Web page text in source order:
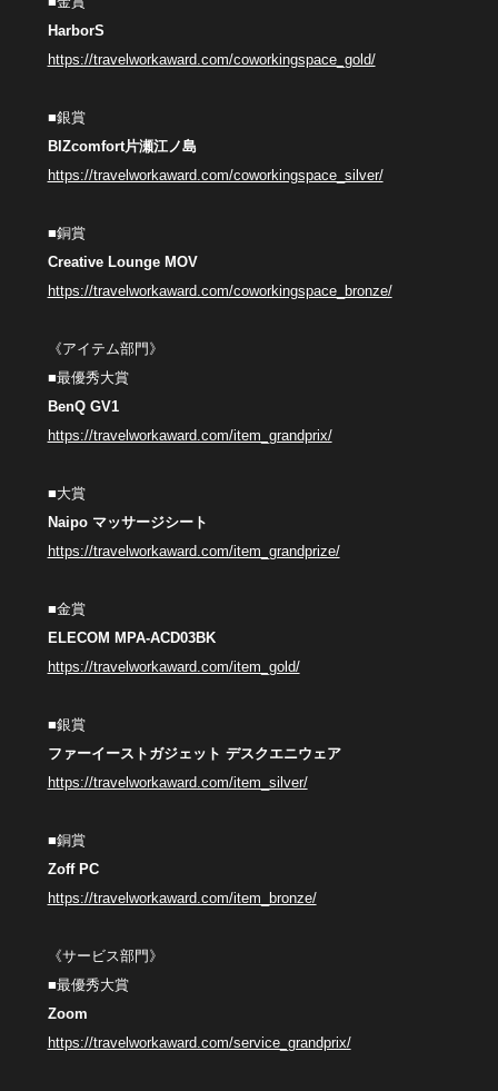
HarborS
https://travelworkaward.com/coworkingspace_gold/
■銀賞
BIZcomfort片瀬江ノ島
https://travelworkaward.com/coworkingspace_silver/
■銅賞
Creative Lounge MOV
https://travelworkaward.com/coworkingspace_bronze/
《アイテム部門》
■最優秀大賞
BenQ GV1
https://travelworkaward.com/item_grandprix/
■大賞
Naipo マッサージシート
https://travelworkaward.com/item_grandprize/
■金賞
ELECOM MPA-ACD03BK
https://travelworkaward.com/item_gold/
■銀賞
ファーイーストガジェット デスクエニウェア
https://travelworkaward.com/item_silver/
■銅賞
Zoff PC
https://travelworkaward.com/item_bronze/
《サービス部門》
■最優秀大賞
Zoom
https://travelworkaward.com/service_grandprix/